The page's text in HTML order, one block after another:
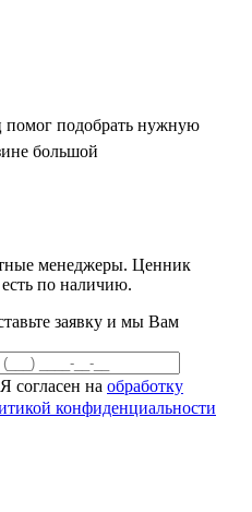
подобрать нужную
большой
менеджеры. Ценник
по наличию.
заявку и мы Вам
Я согласен на обработку
конфиденциальности